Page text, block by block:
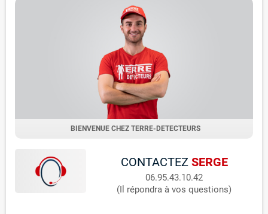
BIENVENUE CHEZ TERRE-DETECTEURS
CONTACTEZ SERGE
06.95.43.10.42
(Il répondra à vos questions)